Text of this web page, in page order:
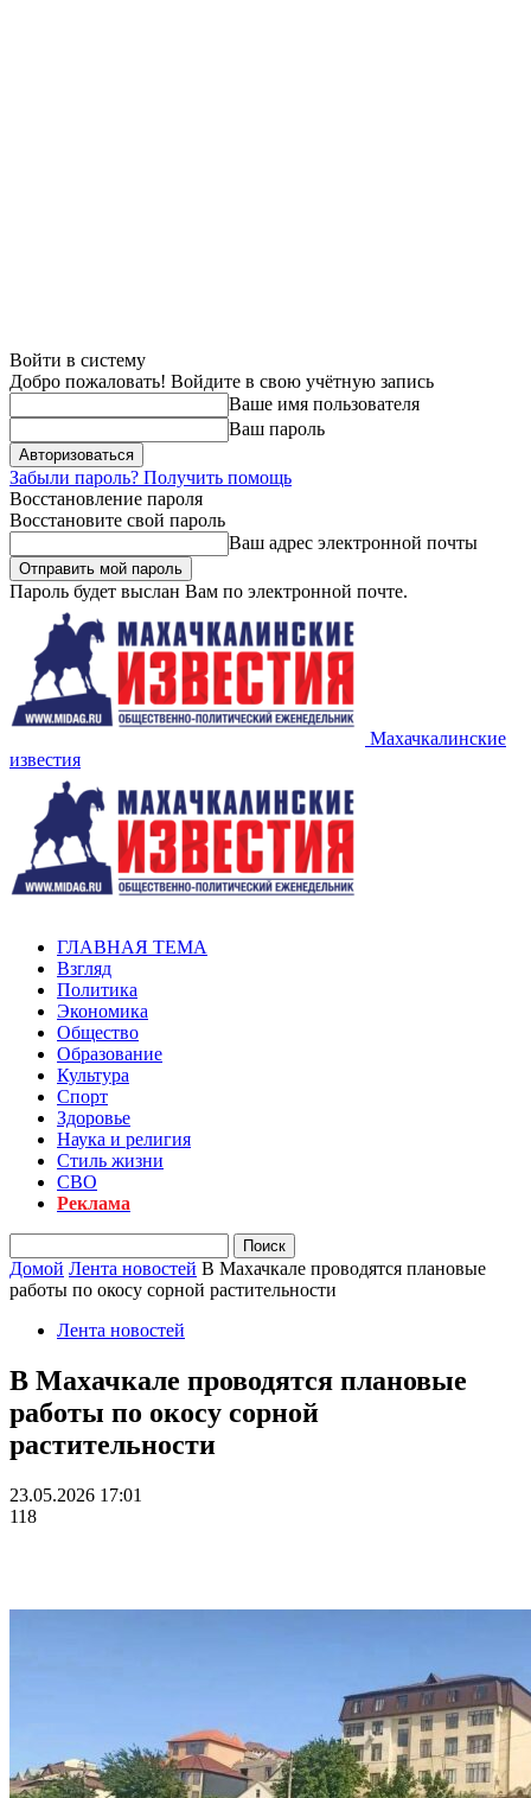
Войти в систему
Добро пожаловать! Войдите в свою учётную запись
Ваше имя пользователя
Ваш пароль
Забыли пароль? Получить помощь
Восстановление пароля
Восстановите свой пароль
Ваш адрес электронной почты
Пароль будет выслан Вам по электронной почте.
Махачкалинские
известия
ГЛАВНАЯ ТЕМА
Взгляд
Политика
Экономика
Общество
Образование
Культура
Спорт
Здоровье
Наука и религия
Стиль жизни
СВО
Реклама
Домой Лента новостей В Махачкале проводятся плановые
работы по окосу сорной растительности
Лента новостей
В Махачкале проводятся плановые
работы по окосу сорной
растительности
23.05.2026 17:01
118